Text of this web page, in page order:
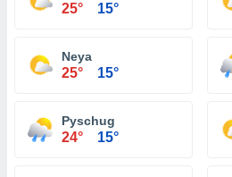
25° 15°
Neya
25° 15°
Pyschug
24° 15°